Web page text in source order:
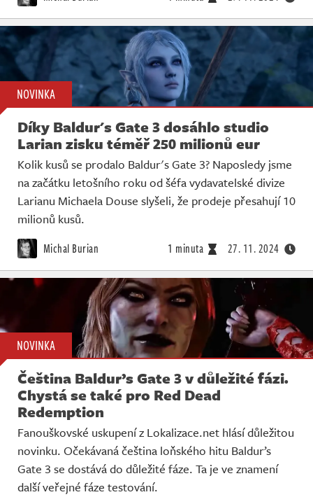
NOVINKA
Díky Baldur's Gate 3 dosáhlo studio
Larian zisku téměř 250 milionů eur
Kolik kusů se prodalo Baldur's Gate 3? Naposledy jsme
na začátku letošního roku od šéfa vydavatelské divize
Larianu Michaela Douse slyšeli, že prodeje přesahují 10
milionů kusů.
Michal Burian 1 minuta 27. 11. 2024
NOVINKA
Čeština Baldur’s Gate 3 v důležité fázi.
Chystá se také pro Red Dead
Redemption
Fanouškovské uskupení z Lokalizace.net hlásí důležitou
novinku. Očekávaná čeština loňského hitu Baldur’s
Gate 3 se dostává do důležité fáze. Ta je ve znamení
další veřejné fáze testování.